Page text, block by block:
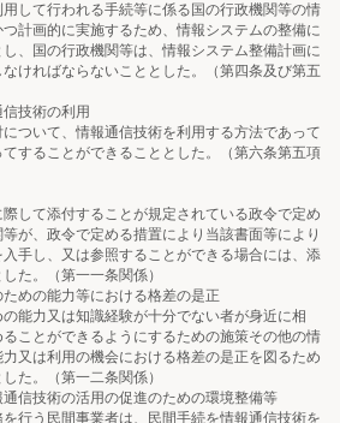
して行われる手続等に係る国の行政機関等の情
計画的に実施するため、情報システムの整備に
、国の行政機関等は、情報システム整備計画に
ければならないこととした。（第四条及び第五
技術の利用
ついて、情報通信技術を利用する方法であって
することができることとした。（第六条第五項
して添付することが規定されている政令で定め
が、政令で定める措置により当該書面等により
手し、又は参照することができる場合には、添
た。（第一一条関係）
めの能力等における格差の是正
能力又は知識経験が十分でない者が身近に相
ことができるようにするための施策その他の情
又は利用の機会における格差の是正を図るため
た。（第一二条関係）
信技術の活用の促進のための環境整備等
う民間事業者は、民間手続を情報通信技術を